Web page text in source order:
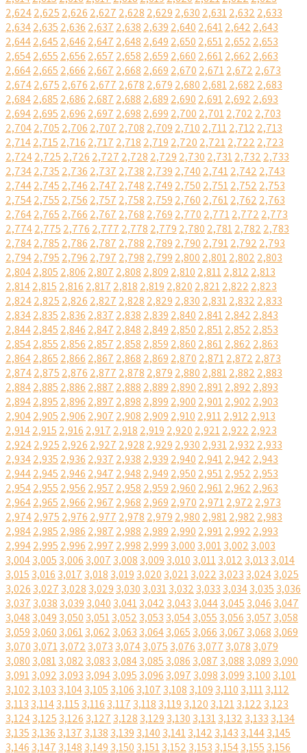
2,6242,625 2,626 2,627 2,628 2,629 2,630 2,6312,632 2,633
2,6342,635 2,636 2,637 2,638 2,639 2,640 2,6412,642 2,643
2,6442,645 2,646 2,647 2,648 2,649 2,650 2,6512,652 2,653
2,6542,655 2,656 2,657 2,658 2,659 2,660 2,6612,662 2,663
2,6642,665 2,666 2,667 2,668 2,669 2,670 2,6712,672 2,673
2,6742,675 2,676 2,677 2,678 2,679 2,680 2,6812,682 2,683
2,6842,685 2,686 2,687 2,688 2,689 2,690 2,6912,692 2,693
2,6942,695 2,696 2,697 2,698 2,699 2,700 2,7012,702 2,703
2,7042,705 2,706 2,707 2,708 2,709 2,710 2,7112,712 2,713
2,7142,715 2,716 2,717 2,718 2,719 2,720 2,7212,722 2,723
2,7242,725 2,726 2,727 2,728 2,729 2,730 2,7312,732 2,733
2,7342,735 2,736 2,737 2,738 2,739 2,740 2,7412,742 2,743
2,7442,745 2,746 2,747 2,748 2,749 2,750 2,7512,752 2,753
2,7542,755 2,756 2,757 2,758 2,759 2,760 2,7612,762 2,763
2,7642,765 2,766 2,767 2,768 2,769 2,770 2,7712,772 2,773
2,7742,775 2,776 2,777 2,778 2,779 2,780 2,7812,782 2,783
2,7842,785 2,786 2,787 2,788 2,789 2,790 2,7912,792 2,793
2,7942,795 2,796 2,797 2,798 2,799 2,800 2,8012,802 2,803
2,8042,805 2,806 2,807 2,808 2,809 2,810 2,8112,812 2,813
2,8142,815 2,816 2,817 2,818 2,819 2,820 2,8212,822 2,823
2,8242,825 2,826 2,827 2,828 2,829 2,830 2,8312,832 2,833
2,8342,835 2,836 2,837 2,838 2,839 2,840 2,8412,842 2,843
2,8442,845 2,846 2,847 2,848 2,849 2,850 2,8512,852 2,853
2,8542,855 2,856 2,857 2,858 2,859 2,860 2,8612,862 2,863
2,8642,865 2,866 2,867 2,868 2,869 2,870 2,8712,872 2,873
2,8742,875 2,876 2,877 2,878 2,879 2,880 2,8812,882 2,883
2,8842,885 2,886 2,887 2,888 2,889 2,890 2,8912,892 2,893
2,8942,895 2,896 2,897 2,898 2,899 2,900 2,9012,902 2,903
2,9042,905 2,906 2,907 2,908 2,909 2,910 2,9112,912 2,913
2,9142,915 2,916 2,917 2,918 2,919 2,920 2,9212,922 2,923
2,9242,925 2,926 2,927 2,928 2,929 2,930 2,9312,932 2,933
2,9342,935 2,936 2,937 2,938 2,939 2,940 2,9412,942 2,943
2,9442,945 2,946 2,947 2,948 2,949 2,950 2,9512,952 2,953
2,9542,955 2,956 2,957 2,958 2,959 2,960 2,9612,962 2,963
2,9642,965 2,966 2,967 2,968 2,969 2,970 2,9712,972 2,973
2,9742,975 2,976 2,977 2,978 2,979 2,980 2,9812,982 2,983
2,9842,985 2,986 2,987 2,988 2,989 2,990 2,9912,992 2,993
2,9942,995 2,996 2,997 2,998 2,999 3,000 3,0013,002 3,003
3,0043,005 3,006 3,007 3,008 3,009 3,010 3,0113,012 3,013 3,014
3,015 3,016 3,017 3,018 3,019 3,020 3,0213,022 3,023 3,0243,025
3,026 3,027 3,028 3,029 3,030 3,0313,032 3,033 3,0343,035 3,036
3,037 3,038 3,039 3,040 3,0413,042 3,043 3,0443,045 3,046 3,047
3,048 3,049 3,050 3,0513,052 3,053 3,0543,055 3,056 3,057 3,058
3,059 3,060 3,0613,062 3,063 3,0643,065 3,066 3,067 3,068 3,069
3,070 3,0713,072 3,073 3,0743,075 3,076 3,077 3,078 3,079
3,080 3,0813,082 3,083 3,0843,085 3,086 3,087 3,088 3,089 3,090
3,0913,092 3,093 3,0943,095 3,096 3,097 3,098 3,099 3,100 3,101
3,102 3,103 3,1043,105 3,106 3,107 3,108 3,109 3,110 3,1113,112
3,113 3,1143,115 3,116 3,117 3,118 3,119 3,120 3,1213,122 3,123
3,1243,125 3,126 3,127 3,128 3,129 3,130 3,1313,132 3,133 3,134
3,135 3,136 3,137 3,138 3,139 3,140 3,1413,142 3,143 3,1443,145
3,146 3,147 3,148 3,149 3,150 3,1513,152 3,153 3,1543,155 3,156